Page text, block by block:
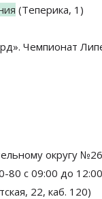
(Теперика, 1)
Чемпионат
округу №26
80 с 09:00 до
22, каб. 120)